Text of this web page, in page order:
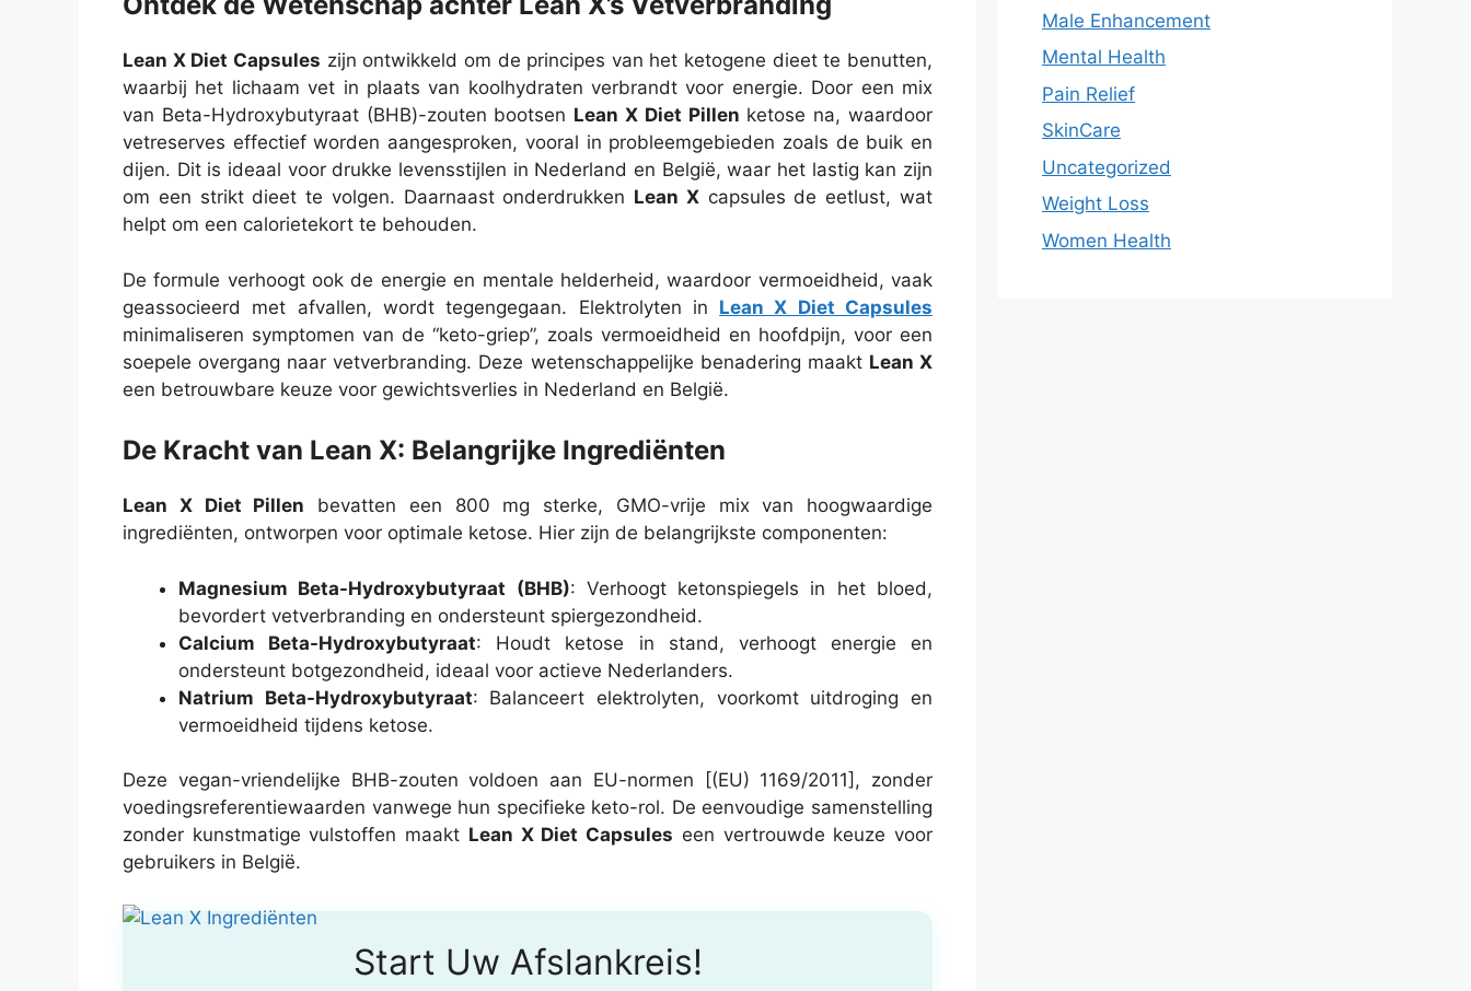
Lean X Diet Capsules zijn ontwikkeld om de principes van het ketogene dieet te benutten,
waarbij het lichaam vet in plaats van koolhydraten verbrandt voor energie. Door een mix
van Beta-Hydroxybutyraat (BHB)-zouten bootsen Lean X Diet Pillen ketose na, waardoor
vetreserves effectief worden aangesproken, vooral in probleemgebieden zoals de buik en
dijen. Dit is ideaal voor drukke levensstijlen in Nederland en België, waar het lastig kan zijn
om een strikt dieet te volgen. Daarnaast onderdrukken Lean Xcapsules de eetlust, wat
helpt om een calorietekort te behouden.
De formule verhoogt ook de energie en mentale helderheid, waardoor vermoeidheid, vaak
geassocieerd met afvallen, wordt tegengegaan. Elektrolyten in Lean X Diet Capsules
minimaliseren symptomen van de “keto-griep”, zoals vermoeidheid en hoofdpijn, voor een
soepele overgang naar vetverbranding. Deze wetenschappelijke benadering maakt Lean X
een betrouwbare keuze voor gewichtsverlies in Nederland en België.
De Kracht van Lean X: Belangrijke Ingrediënten
Lean X Diet Pillen bevatten een 800 mg sterke, GMO-vrije mix van hoogwaardige
ingrediënten, ontworpen voor optimale ketose. Hier zijn de belangrijkste componenten:
Magnesium Beta-Hydroxybutyraat (BHB): Verhoogt ketonspiegels in het bloed,
bevordert vetverbranding en ondersteunt spiergezondheid.
Calcium Beta-Hydroxybutyraat: Houdt ketose in stand, verhoogt energie en
ondersteunt botgezondheid, ideaal voor actieve Nederlanders.
Natrium Beta-Hydroxybutyraat: Balanceert elektrolyten, voorkomt uitdroging en
vermoeidheid tijdens ketose.
Deze vegan-vriendelijke BHB-zouten voldoen aan EU-normen [(EU) 1169/2011], zonder
voedingsreferentiewaarden vanwege hun specifieke keto-rol. De eenvoudige samenstelling
zonder kunstmatige vulstoffen maakt Lean X Diet Capsules een vertrouwde keuze voor
gebruikers in België.
Start Uw Afslankreis!
Male Enhancement
Mental Health
Pain Relief
SkinCare
Uncategorized
Weight Loss
Women Health